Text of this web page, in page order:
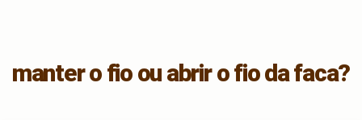
manter o fio ou abrir o fio da faca?